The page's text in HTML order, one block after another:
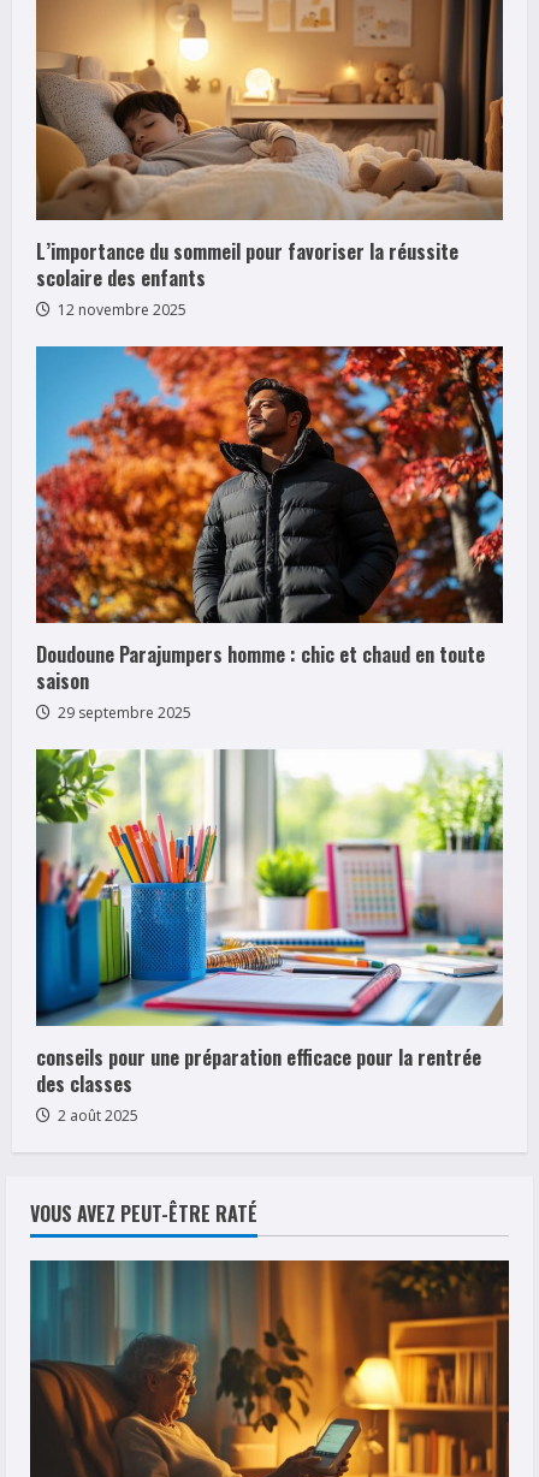
e
a
d
i
n
g
L’importance du sommeil pour favoriser la réussite
scolaire des enfants
12 novembre 2025
Doudoune Parajumpers homme : chic et chaud en toute
saison
29 septembre 2025
conseils pour une préparation efficace pour la rentrée
des classes
2 août 2025
VOUS AVEZ PEUT-ÊTRE RATÉ